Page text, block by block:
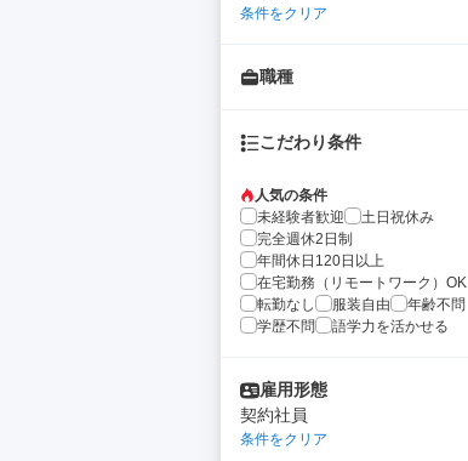
条件をクリア
職種
こだわり条件
人気の条件
未経験者歓迎
土日祝休み
完全週休2日制
年間休日120日以上
在宅勤務（リモートワーク）OK
転勤なし
服装自由
年齢不問
学歴不問
語学力を活かせる
雇用形態
契約社員
条件をクリア